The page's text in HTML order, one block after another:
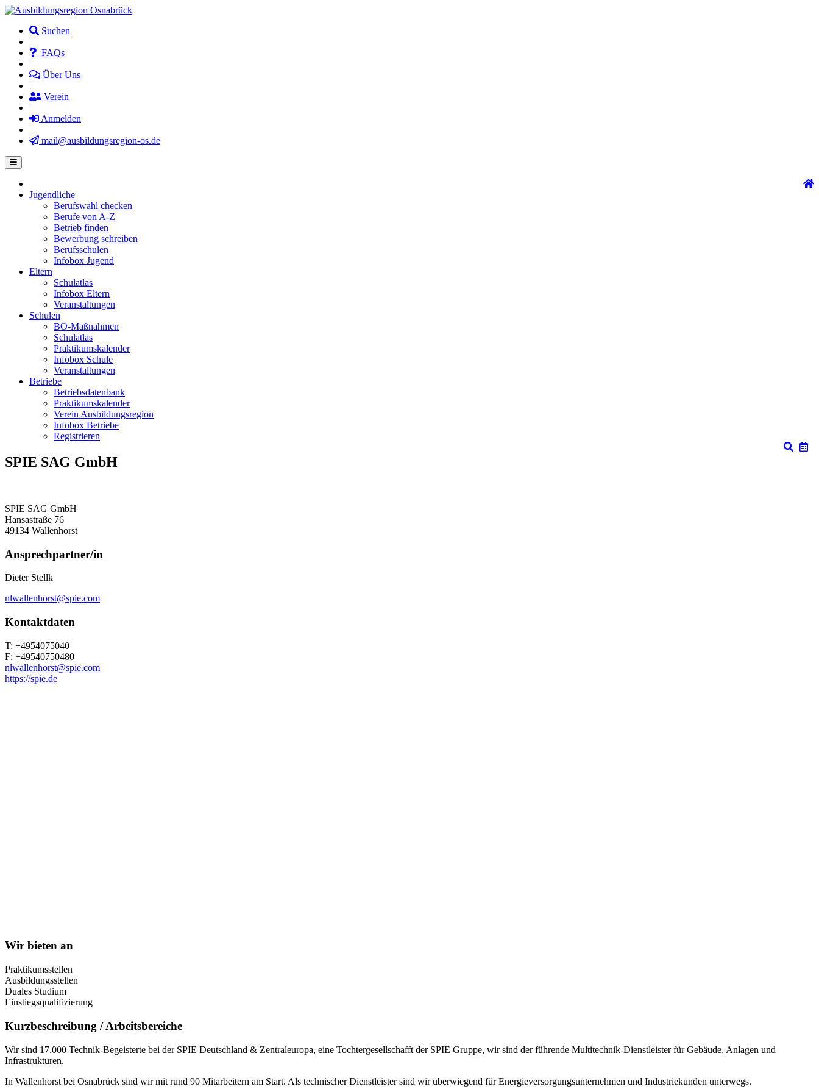
Direkt
Inhalt
Suchen
|
FAQs
|
Über Uns
|
Verein
|
Anmelden
|
mail@ausbildungsregion-os.de
Main
navigation
Jugendliche
Berufswahl checken
Berufe von A-Z
Betrieb finden
Bewerbung schreiben
Berufsschulen
Infobox Jugend
Eltern
Schulatlas
Infobox Eltern
Veranstaltungen
Schulen
BO-Maßnahmen
Schulatlas
Praktikumskalender
Infobox Schule
Veranstaltungen
Betriebe
Betriebsdatenbank
Praktikumskalender
Verein Ausbildungsregion
Infobox Betriebe
Registrieren
SPIE SAG GmbH
SPIE SAG GmbH
Hansastraße 76
49134 Wallenhorst
Ansprechpartner/in
Dieter Stellk
nlwallenhorst@spie.com
Kontaktdaten
T: +4954075040
F: +49540750480
nlwallenhorst@spie.com
https://spie.de
Wir bieten an
Praktikumsstellen
Ausbildungsstellen
Duales Studium
Einstiegsqualifizierung
Kurzbeschreibung / Arbeitsbereiche
Wir sind 17.000 Technik-Begeisterte bei der SPIE Deutschland & Zentraleuropa, eine Tochtergesellschafft der SPIE Gruppe, wir sind der führende Multitechnik-Dienstleister für Gebäude, Anlagen und
Infrastrukturen.
In Wallenhorst bei Osnabrück sind wir mit rund 90 Mitarbeitern am Start. Als technischer Dienstleister sind wir überwiegend für Energieversorgungsunternehmen und Industriekunden unterwegs.